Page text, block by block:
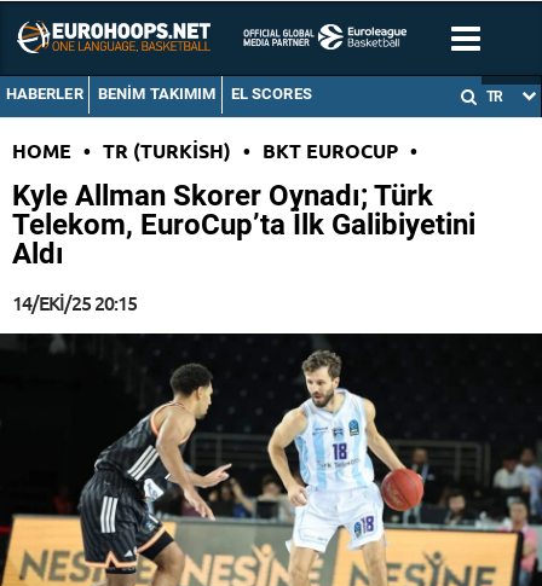
HABERLER BENIM TAKIMIM EL SCORES TR
HOME • TR (TURKISH) • BKT EUROCUP •
Kyle Allman Skorer Oynadı; Türk
Telekom, EuroCup’ta İlk Galibiyetini
Aldı
14/EKI/25 20:15